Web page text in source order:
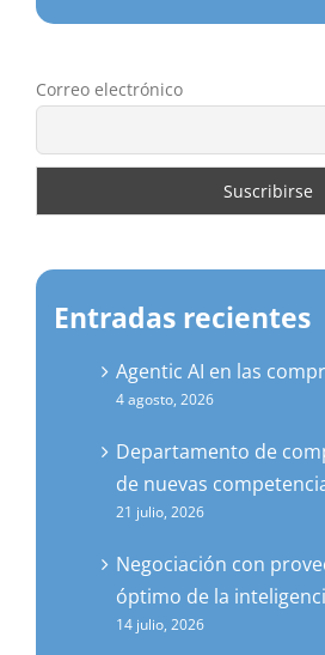
Correo electrónico
Entradas recientes
Agentic AI en las
4 agosto, 2026
Departamento de
de nuevas
21 julio, 2026
Negociación con
óptimo de la
14 julio, 2026